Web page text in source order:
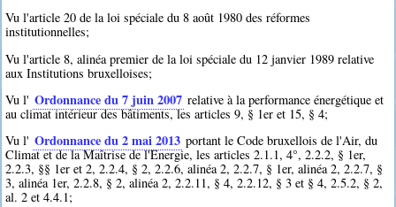
Vu l'article 20 de la loi spéciale du 8 août 1980 des réformes
institutionnelles;
Vu l'article 8, alinéa premier de la loi spéciale du 12 janvier 1989 relative
aux Institutions bruxelloises;
Vu l' Ordonnance du 7 juin 2007 relative à la performance énergétique et
au climat intérieur des bâtiments, les articles 9, § 1er et 15, § 4;
Vu l' Ordonnance du 2 mai 2013 portant le Code bruxellois de l'Air, du
Climat et de la Maîtrise de l'Energie, les articles 2.1.1, 4°, 2.2.2, § 1er,
2.2.3, §§ 1er et 2, 2.2.4, § 2, 2.2.6, alinéa 2, 2.2.7, § 1er, alinéa 2, 2.2.7, §
3, alinéa 1er, 2.2.8, § 2, alinéa 2, 2.2.11, § 4, 2.2.12, § 3 et § 4, 2.5.2, § 2,
al. 2 et 4.4.1;